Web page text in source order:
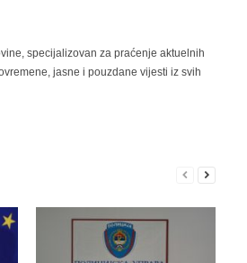
specijalizovan za praćenje aktuelnih
jasne i pouzdane vijesti iz svih